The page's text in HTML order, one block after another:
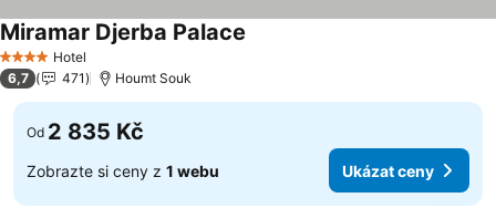
4 Počet hvězdiček
Hotel
Miramar Djerba Palace
6,7 471 Houmt Souk
Od 2 835 Kč
Zobrazte si ceny z 1 webu Ukázat ceny